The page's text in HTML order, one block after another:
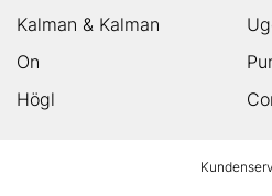
Kalman & Kalman
On
Högl